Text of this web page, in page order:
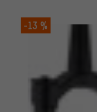
-13 %